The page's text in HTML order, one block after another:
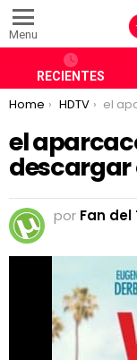
Menu
RECIENTES
You are here:
Home HDTV el aparcacoches
el
descargar
por Fan del